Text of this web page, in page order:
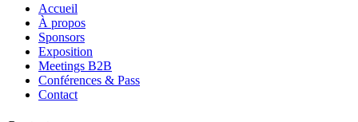
Accueil
À propos
Sponsors
Exposition
Meetings B2B
Conférences & Pass
Contact